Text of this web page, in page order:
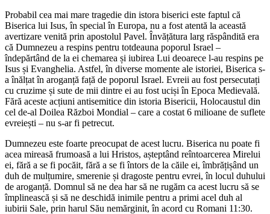
Probabil cea mai mare tragedie din istora biserici este faptul că
Biserica lui Isus, în special în Europa, nu a fost atentă la această
avertizare venită prin apostolul Pavel. Învățătura larg răspândită era
că Dumnezeu a respins pentru totdeauna poporul Israel –
îndepărtând de la ei chemarea și iubirea Lui deoarece l-au respins pe
Isus și Evanghelia. Astfel, în diverse momente ale istoriei, Biserica s-
a înălțat în aroganță față de poporul Israel. Evreii au fost persecutați
cu cruzime și sute de mii dintre ei au fost uciși în Epoca Medievală.
Fără aceste acțiuni antisemitice din istoria Bisericii, Holocaustul din
cel de-al Doilea Război Mondial – care a costat 6 milioane de suflete
evreiești – nu s-ar fi petrecut.
Dumnezeu este foarte preocupat de acest lucru. Biserica nu poate fi
acea mireasă frumoasă a lui Hristos, așteptând reîntoarcerea Mirelui
ei, fără a se fi pocăit, fără a se fi întors de la căile ei, îmbrățișând un
duh de mulțumire, smerenie și dragoste pentru evrei, în locul duhului
de aroganță. Domnul să ne dea har să ne rugăm ca acest lucru să se
împlinească și să ne deschidă inimile pentru a primi acel duh al
iubirii Sale, prin harul Său nemărginit, în acord cu Romani 11:30.